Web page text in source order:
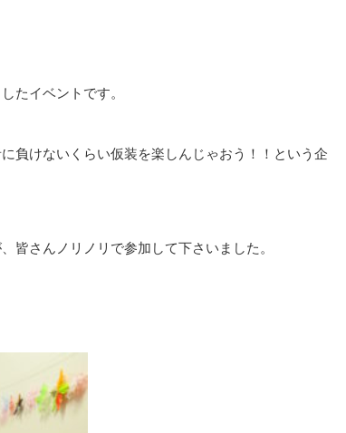
たイベントです。
負けないくらい仮装を楽しんじゃおう！！という企
皆さんノリノリで参加して下さいました。